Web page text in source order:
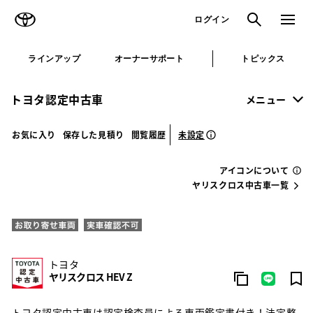
ログイン 検索 メニュ
ラインアップ オーナーサポート トピックス
トヨタ認定中古車 メニュー
お気に入り 保存した見積り 閲覧履歴 未設定
アイコンについて
ヤリスクロス中古車一覧
トヨタ
ヤリスクロス HEV Z